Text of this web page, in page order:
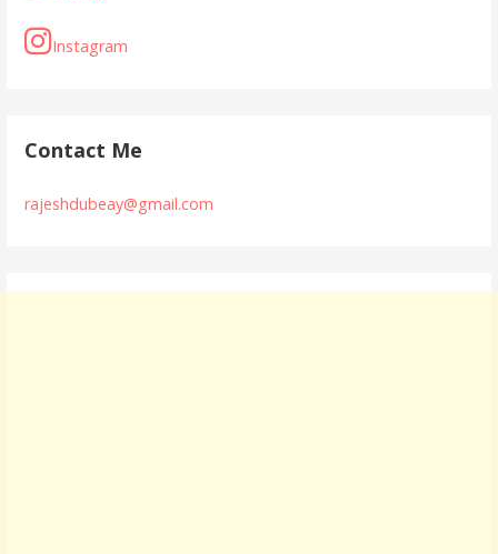
Instagram
Contact Me
rajeshdubeay@gmail.com